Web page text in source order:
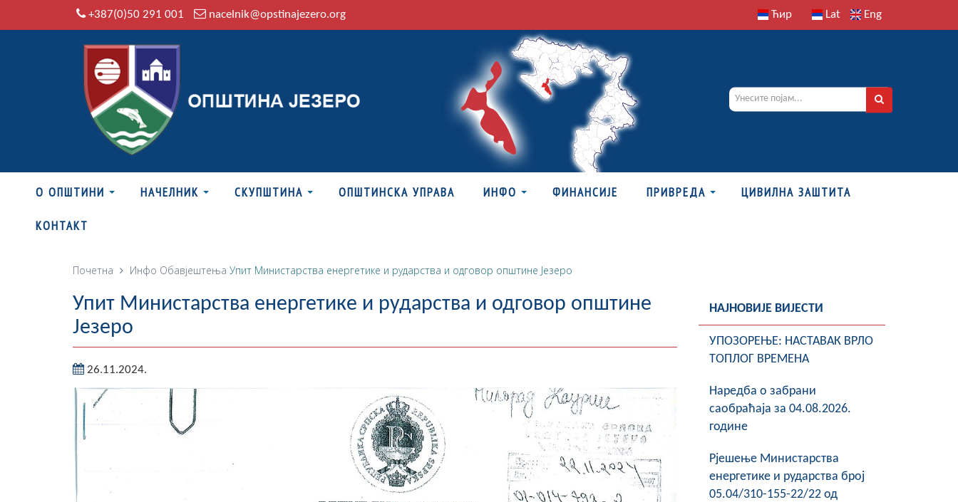
+387(0)50 291 001 nacelnik@opstinajezero.org Ћир Lat Eng
О ОПШТИНИ НАЧЕЛНИК СКУПШТИНА ОПШТИНСКА УПРАВА ИНФО ФИНАНСИЈЕ ПРИВРЕДА ЦИВИЛНА ЗАШТИТА
КОНТАКТ
Почетна Инфо Обавјештења Упит Министарства енергетике и рударства и одговор општине Језеро
Упит Министарства енергетике и рударства и одговор општине
Језеро
26.11.2024.
НАЈНОВИЈЕ ВИЈЕСТИ
УПОЗОРЕЊЕ: НАСТАВАК ВРЛО
ТОПЛОГ ВРЕМЕНА
Наредба о забрани
саобраћаја за 04.08.2026.
године
Рјешење Министарства
енергетике и рударства број
05.04/310-155-22/22 од